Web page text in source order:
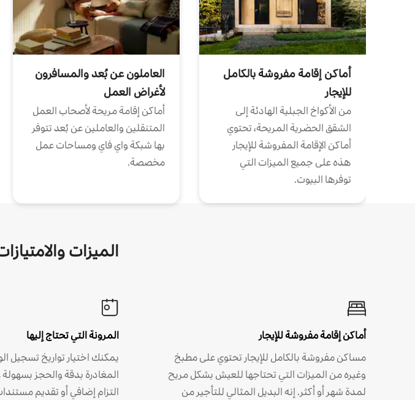
أماكن إقامة مفروشة بالكامل
للإيجار
من الأكواخ الجبلية الهادئة إلى
الشقق الحضرية المريحة، تحتوي
أماكن الإقامة المفروشة للإيجار
هذه على جميع الميزات التي
توفرها البيوت.
العاملون عن بُعد والمسافرون
لأغراض العمل
أماكن إقامة مريحة لأصحاب العمل
المتنقلين والعاملين عن بُعد تتوفر
بها شبكة واي فاي ومساحات عمل
مخصصة.
الميزات
أماكن إقامة مفروشة للإيجار
مساكن مفروشة بالكامل للإيجار تحتوي على مطبخ
وغيره من الميزات التي تحتاجها للعيش بشكل مريح
لمدة شهر أو أكثر. إنه البديل المثالي للتأجير من
المرونة التي تحتاج إليها
يمكنك اختيار تواريخ تسجيل
المغادرة بدقة والحجز بسهولة
التزام إضافي أو تقديم